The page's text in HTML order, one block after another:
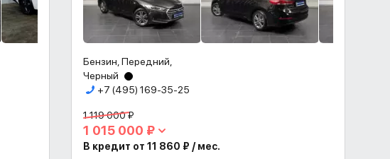
Бензин, Передний,
Черный
+7 (495) 169-35-25
1 119 000 ₽
1 015 000 ₽
В кредит от 11 860 ₽ / мес.